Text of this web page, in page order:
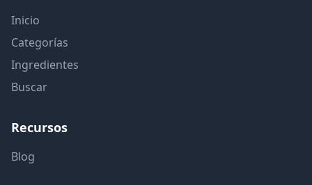
Inicio
Categorías
Ingredientes
Buscar
Recursos
Blog